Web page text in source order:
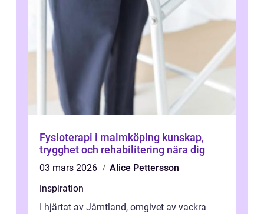
Fysioterapi i malmköping kunskap,
trygghet och rehabilitering nära dig
03 mars 2026
Alice Pettersson
inspiration
I hjärtat av Jämtland, omgivet av vackra